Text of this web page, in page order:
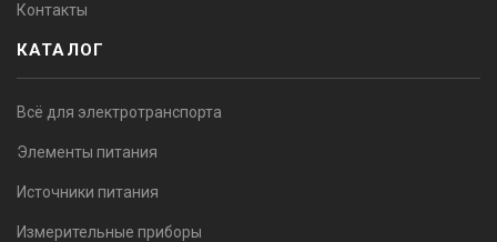
Контакты
КАТАЛОГ
Всё для электротранспорта
Элементы питания
Источники питания
Измерительные приборы